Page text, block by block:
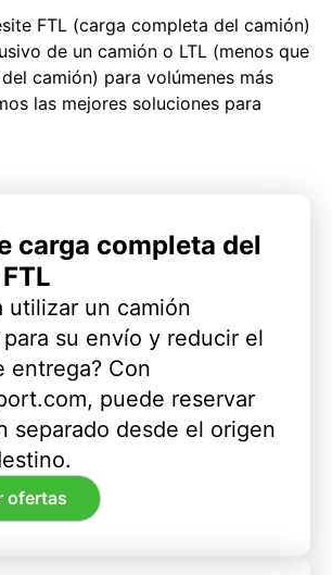
FTL (carga completa del camión)
de un camión o LTL (menos que
camión) para volúmenes más
las mejores soluciones para
carga completa del
utilizar un camión
su envío y reducir el
entrega? Con
puede reservar
separado desde el origen
ofertas